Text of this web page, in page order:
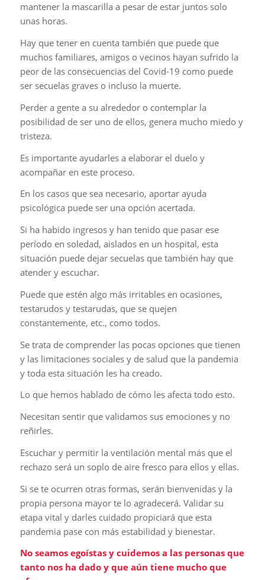
mantener la mascarilla a pesar de estar juntos solo
unas horas.
Hay que tener en cuenta también que puede que
muchos familiares, amigos o vecinos hayan sufrido la
peor de las consecuencias del Covid-19 como puede
ser secuelas graves o incluso la muerte.
Perder a gente a su alrededor o contemplar la
posibilidad de ser uno de ellos, genera mucho miedo y
tristeza.
Es importante ayudarles a elaborar el duelo y
acompañar en este proceso.
En los casos que sea necesario, aportar ayuda
psicológica puede ser una opción acertada.
Si ha habido ingresos y han tenido que pasar ese
período en soledad, aislados en un hospital, esta
situación puede dejar secuelas que también hay que
atender y escuchar.
Puede que estén algo más irritables en ocasiones,
testarudos y testarudas, que se quejen
constantemente, etc., como todos.
Se trata de comprender las pocas opciones que tienen
y las limitaciones sociales y de salud que la pandemia
y toda esta situación les ha creado.
Lo que hemos hablado de cómo les afecta todo esto.
Necesitan sentir que validamos sus emociones y no
reñirles.
Escuchar y permitir la ventilación mental más que el
rechazo será un soplo de aire fresco para ellos y ellas.
Si se te ocurren otras formas, serán bienvenidas y la
propia persona mayor te lo agradecerá. Validar su
etapa vital y darles cuidado propiciará que esta
pandemia pase con más estabilidad y bienestar.
No seamos egoístas y cuidemos a las personas que
tanto nos ha dado y que aún tiene mucho que